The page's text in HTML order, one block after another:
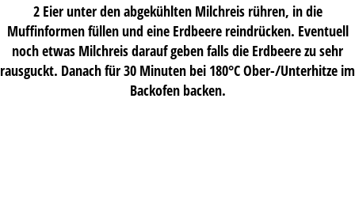
2 Eier unter den abgekühlten Milchreis rühren, in die
Muffinformen füllen und eine Erdbeere reindrücken. Eventuell
noch etwas Milchreis darauf geben falls die Erdbeere zu sehr
rausguckt. Danach für 30 Minuten bei 180°C Ober-/Unterhitze im
Backofen backen.